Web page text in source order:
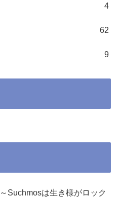
4
62
9
Suchmosは生き様がロック